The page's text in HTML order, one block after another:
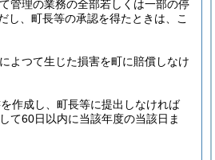
管理の業務の全部若しくは一部の停
し、町長等の承認を得たときは、こ
よつて生じた損害を町に賠償しなけ
作成し、町長等に提出しなければ
て60日以内に当該年度の当該日ま